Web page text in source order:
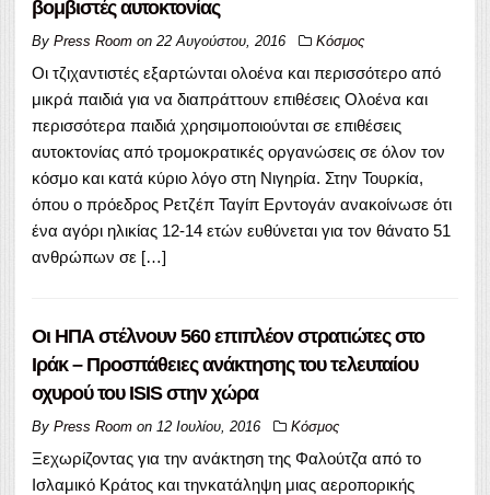
βομβιστές αυτοκτονίας
By Press Room on 22 Αυγούστου, 2016 Κόσμος
Οι τζιχαντιστές εξαρτώνται ολοένα και περισσότερο από
μικρά παιδιά για να διαπράττουν επιθέσεις Ολοένα και
περισσότερα παιδιά χρησιμοποιούνται σε επιθέσεις
αυτοκτονίας από τρομοκρατικές οργανώσεις σε όλον τον
κόσμο και κατά κύριο λόγο στη Νιγηρία. Στην Τουρκία,
όπου ο πρόεδρος Ρετζέπ Ταγίπ Ερντογάν ανακοίνωσε ότι
ένα αγόρι ηλικίας 12-14 ετών ευθύνεται για τον θάνατο 51
ανθρώπων σε […]
Οι ΗΠΑ στέλνουν 560 επιπλέον στρατιώτες στο
Ιράκ – Προσπάθειες ανάκτησης του τελευταίου
οχυρού του ISIS στην χώρα
By Press Room on 12 Ιουλίου, 2016 Κόσμος
Ξεχωρίζοντας για την ανάκτηση της Φαλούτζα από το
Ισλαμικό Κράτος και τηνκατάληψη μιας αεροπορικής